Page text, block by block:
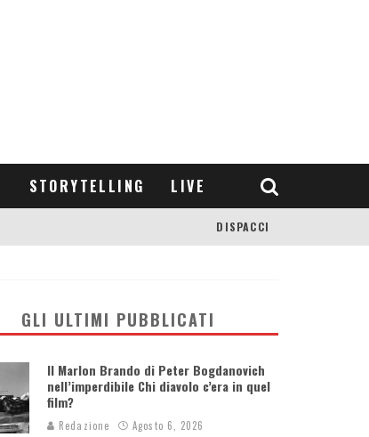
STORYTELLING LIVE
DISPACCI
GLI ULTIMI PUBBLICATI
Il Marlon Brando di Peter Bogdanovich
nell’imperdibile Chi diavolo c’era in quel
film?
Redazione Agosto 6, 2026